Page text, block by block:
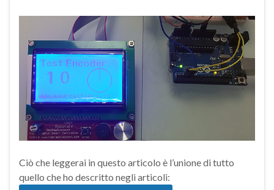
Ciò che leggerai in questo articolo è l’unione di tutto
quello che ho descritto negli articoli: